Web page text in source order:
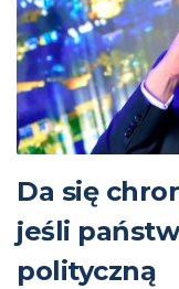
Da się
jeśli
polityczną